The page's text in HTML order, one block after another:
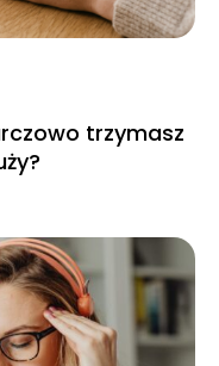
trzymasz